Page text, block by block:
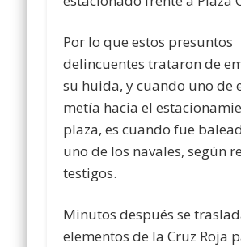
Por lo que estos presuntos
delincuentes trataron de
su huida, y cuando uno de
metía hacia el
plaza, es cuando fue
uno de los navales, según
testigos.
Minutos después se
elementos de la Cruz Roja